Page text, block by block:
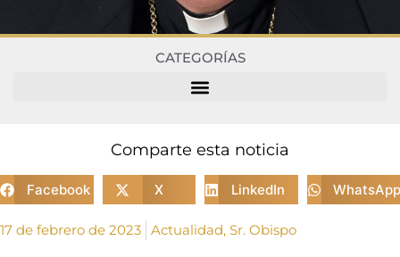
CATEGORÍAS
Comparte esta noticia
Facebook X LinkedIn WhatsApp
17 de febrero de 2023 Actualidad, Sr. Obispo